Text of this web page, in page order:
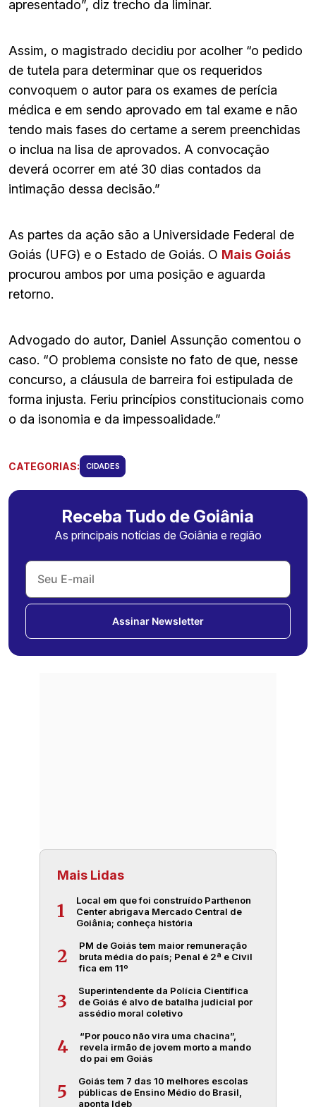
apresentado”, diz trecho da liminar.
Assim, o magistrado decidiu por acolher “o pedido
de tutela para determinar que os requeridos
convoquem o autor para os exames de perícia
médica e em sendo aprovado em tal exame e não
tendo mais fases do certame a serem preenchidas
o inclua na lisa de aprovados. A convocação
deverá ocorrer em até 30 dias contados da
intimação dessa decisão.”
As partes da ação são a Universidade Federal de
Goiás (UFG) e o Estado de Goiás. O Mais Goiás
procurou ambos por uma posição e aguarda
retorno.
Advogado do autor, Daniel Assunção comentou o
caso. “O problema consiste no fato de que, nesse
concurso, a cláusula de barreira foi estipulada de
forma injusta. Feriu princípios constitucionais como
o da isonomia e da impessoalidade.”
CATEGORIAS: CIDADES
Receba Tudo de Goiânia
As principais notícias de Goiânia e região
Assinar Newsletter
Mais Lidas
1
Local em que foi construído Parthenon
Center abrigava Mercado Central de
Goiânia; conheça história
2
PM de Goiás tem maior remuneração
bruta média do país; Penal é 2ª e Civil
fica em 11º
3
Superintendente da Polícia Científica
de Goiás é alvo de batalha judicial por
assédio moral coletivo
4
“Por pouco não vira uma chacina”,
revela irmão de jovem morto a mando
do pai em Goiás
5
Goiás tem 7 das 10 melhores escolas
públicas de Ensino Médio do Brasil,
aponta Ideb